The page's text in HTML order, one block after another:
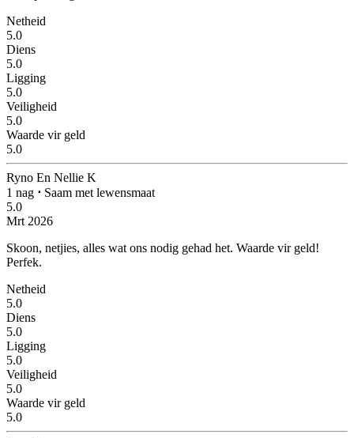
Netheid
5.0
Diens
5.0
Ligging
5.0
Veiligheid
5.0
Waarde vir geld
5.0
Ryno En Nellie K
1 nag ⋅ Saam met lewensmaat
5.0
Mrt 2026
Skoon, netjies, alles wat ons nodig gehad het. Waarde vir geld!
Perfek.
Netheid
5.0
Diens
5.0
Ligging
5.0
Veiligheid
5.0
Waarde vir geld
5.0